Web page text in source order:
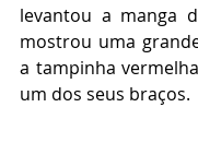
levantou a manga
mostrou uma
a tampinha
um dos seus braços.